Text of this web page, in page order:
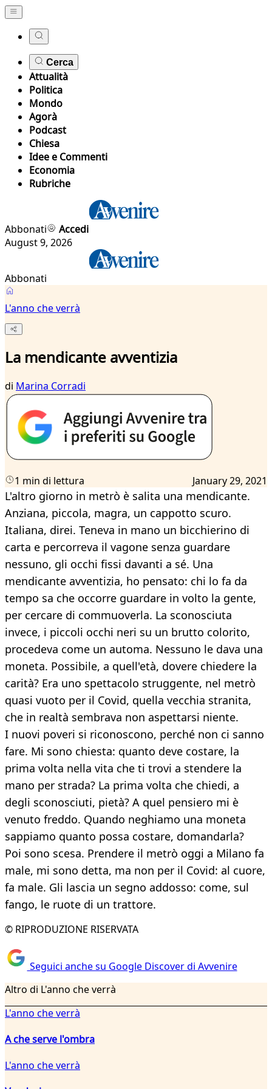
Cerca
Attualità
Politica
Mondo
Agorà
Podcast
Chiesa
Idee e Commenti
Economia
Rubriche
Abbonati
Accedi
August 9, 2026
Abbonati
L'anno che verrà
La mendicante avventizia
di Marina Corradi
1 min di lettura January 29, 2021
L'altro giorno in metrò è salita una mendicante.
Anziana, piccola, magra, un cappotto scuro.
Italiana, direi. Teneva in mano un bicchierino di
carta e percorreva il vagone senza guardare
nessuno, gli occhi fissi davanti a sé. Una
mendicante avventizia, ho pensato: chi lo fa da
tempo sa che occorre guardare in volto la gente,
per cercare di commuoverla. La sconosciuta
invece, i piccoli occhi neri su un brutto colorito,
procedeva come un automa. Nessuno le dava una
moneta. Possibile, a quell'età, dovere chiedere la
carità? Era uno spettacolo struggente, nel metrò
quasi vuoto per il Covid, quella vecchia stranita,
che in realtà sembrava non aspettarsi niente.
I nuovi poveri si riconoscono, perché non ci sanno
fare. Mi sono chiesta: quanto deve costare, la
prima volta nella vita che ti trovi a stendere la
mano per strada? La prima volta che chiedi, a
degli sconosciuti, pietà? A quel pensiero mi è
venuto freddo. Quando neghiamo una moneta
sappiamo quanto possa costare, domandarla?
Poi sono scesa. Prendere il metrò oggi a Milano fa
male, mi sono detta, ma non per il Covid: al cuore,
fa male. Gli lascia un segno addosso: come, sul
fango, le ruote di un trattore.
© RIPRODUZIONE RISERVATA
Seguici anche su Google Discover di Avvenire
Altro di L'anno che verrà
L'anno che verrà
A che serve l'ombra
L'anno che verrà